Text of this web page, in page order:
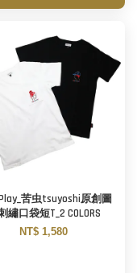
苦虫tsuyoshi原創圖
繡口袋短T_2 COLORS
NT$ 1,580